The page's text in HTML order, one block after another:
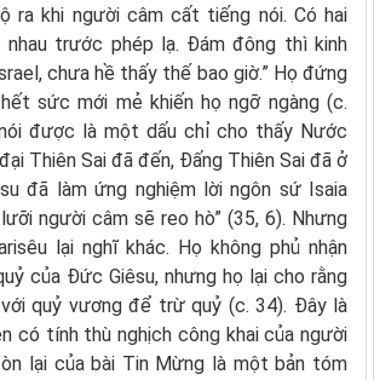
ra khi người câm cất tiếng nói. Có hai
nhau trước phép lạ. Đám đông thì kinh
chưa hề thấy thế bao giờ.” Họ đứng
sức mới mẻ khiến họ ngỡ ngàng (c.
được là một dấu chỉ cho thấy Nước
Thiên Sai đã đến, Đấng Thiên Sai đã ở
đã làm ứng nghiệm lời ngôn sứ Isaia
người câm sẽ reo hò” (35, 6). Nhưng
lại nghĩ khác. Họ không phủ nhận
của Đức Giêsu, nhưng họ lại cho rằng
quỷ vương để trừ quỷ (c. 34). Đây là
có tính thù nghịch công khai của người
lại của bài Tin Mừng là một bản tóm